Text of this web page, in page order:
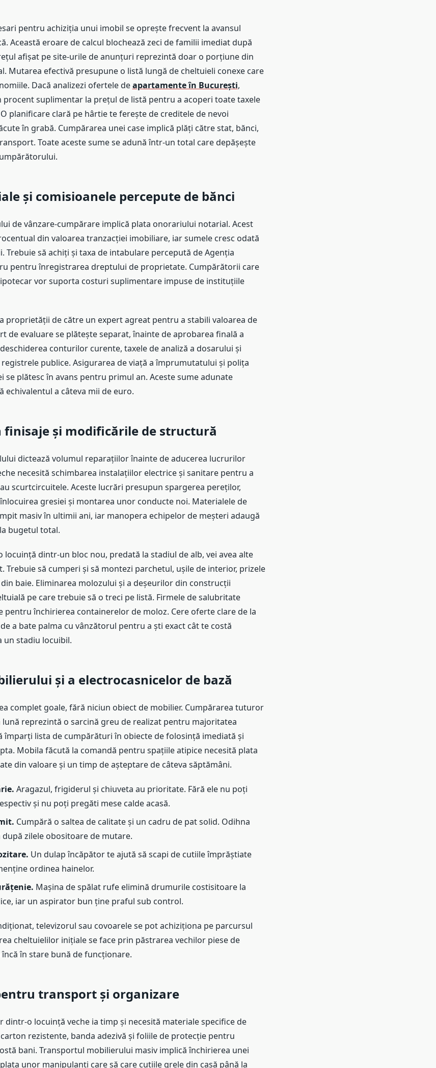
pentru achiziția unui imobil se oprește frecvent la avansul
Această eroare de calcul blochează zeci de familii imediat după
afișat pe site-urile de anunțuri reprezintă doar o porțiune din
Mutarea efectivă presupune o listă lungă de cheltuieli conexe care
Dacă analizezi ofertele deapartamente în București,
procent suplimentar la prețul de listă pentru a acoperi toate taxele
planificare clară pe hârtie te ferește de creditele de nevoi
în grabă. Cumpărarea unei case implică plăți către stat, bănci,
Toate aceste sume se adună într-un total care depășește
și comisioanele percepute de bănci
de vânzare-cumpărare implică plata onorariului notarial. Acest
din valoarea tranzacției imobiliare, iar sumele cresc odată
Trebuie să achiți și taxa de intabulare percepută de Agenția
pentru înregistrarea dreptului de proprietate. Cumpărătorii care
vor suporta costuri suplimentare impuse de instituțiile
proprietății de către un expert agreat pentru a stabili valoarea de
de evaluare se plătește separat, înainte de aprobarea finală a
conturilor curente, taxele de analiză a dosarului și
publice. Asigurarea de viață a împrumutatului și polița
se plătesc în avans pentru primul an. Aceste sume adunate
echivalentul a câteva mii de euro.
și modificările de structură
dictează volumul reparațiilor înainte de aducerea lucrurilor
necesită schimbarea instalațiilor electrice și sanitare pentru a
scurtcircuitele. Aceste lucrări presupun spargerea pereților,
gresiei și montarea unor conducte noi. Materialele de
masiv în ultimii ani, iar manopera echipelor de meșteri adaugă
bugetul total.
locuință dintr-un bloc nou, predată la stadiul de alb, vei avea alte
Trebuie să cumperi și să montezi parchetul, ușile de interior, prizele
baie. Eliminarea molozului și a deșeurilor din construcții
pe care trebuie să o treci pe listă. Firmele de salubritate
pentru închirierea containerelor de moloz. Cere oferte clare de la
a bate palma cu vânzătorul pentru a ști exact cât te costă
un stadiu locuibil.
și a electrocasnicelor de bază
complet goale, fără niciun obiect de mobilier. Cumpărarea tuturor
reprezintă o sarcină greu de realizat pentru majoritatea
împarți lista de cumpărături în obiecte de folosință imediată și
Mobila făcută la comandă pentru spațiile atipice necesită plata
din valoare și un timp de așteptare de câteva săptămâni.
Aragazul, frigiderul și chiuveta au prioritate. Fără ele nu poți
și nu poți pregăti mese calde acasă.
Cumpără o saltea de calitate și un cadru de pat solid. Odihna
zilele obositoare de mutare.
Un dulap încăpător te ajută să scapi de cutiile împrăștiate
ordinea hainelor.
Mașina de spălat rufe elimină drumurile costisitoare la
iar un aspirator bun ține praful sub control.
televizorul sau covoarele se pot achiziționa pe parcursul
cheltuielilor inițiale se face prin păstrarea vechilor piese de
în stare bună de funcționare.
transport și organizare
dintr-o locuință veche ia timp și necesită materiale specifice de
rezistente, banda adezivă și foliile de protecție pentru
bani. Transportul mobilierului masiv implică închirierea unei
unor manipulanți care să care cutiile grele din casă până la